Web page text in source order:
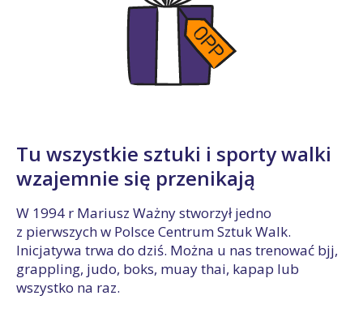
Tu wszystkie sztuki i sporty walki
wzajemnie się przenikają
W 1994 r Mariusz Ważny stworzył jedno
z pierwszych w Polsce Centrum Sztuk Walk.
Inicjatywa trwa do dziś. Można u nas trenować bjj,
grappling, judo, boks, muay thai, kapap lub
wszystko na raz.